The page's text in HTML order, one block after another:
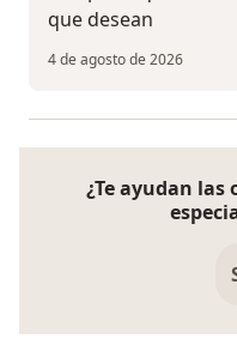
que desean
4 de agosto de 2026
¿Te ayudan